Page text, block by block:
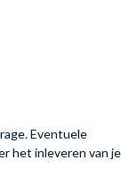
Eventuele
het inleveren van je